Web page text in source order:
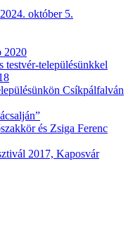
október 5.
2020
testvér-településünkkel
Csíkpálfalván
és Zsiga Ferenc
2017, Kaposvár